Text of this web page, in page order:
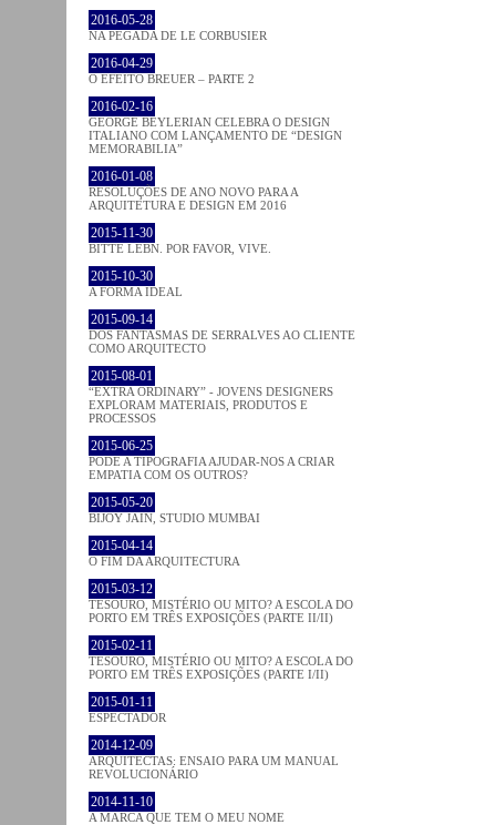
2016-05-28
NA PEGADA DE LE CORBUSIER
2016-04-29
O EFEITO BREUER – PARTE 2
2016-02-16
GEORGE BEYLERIAN CELEBRA O DESIGN
ITALIANO COM LANÇAMENTO DE “DESIGN
MEMORABILIA”
2016-01-08
RESOLUÇÕES DE ANO NOVO PARA A
ARQUITETURA E DESIGN EM 2016
2015-11-30
BITTE LEBN. POR FAVOR, VIVE.
2015-10-30
A FORMA IDEAL
2015-09-14
DOS FANTASMAS DE SERRALVES AO CLIENTE
COMO ARQUITECTO
2015-08-01
“EXTRA ORDINARY” - JOVENS DESIGNERS
EXPLORAM MATERIAIS, PRODUTOS E
PROCESSOS
2015-06-25
PODE A TIPOGRAFIA AJUDAR-NOS A CRIAR
EMPATIA COM OS OUTROS?
2015-05-20
BIJOY JAIN, STUDIO MUMBAI
2015-04-14
O FIM DA ARQUITECTURA
2015-03-12
TESOURO, MISTÉRIO OU MITO? A ESCOLA DO
PORTO EM TRÊS EXPOSIÇÕES (PARTE II/II)
2015-02-11
TESOURO, MISTÉRIO OU MITO? A ESCOLA DO
PORTO EM TRÊS EXPOSIÇÕES (PARTE I/II)
2015-01-11
ESPECTADOR
2014-12-09
ARQUITECTAS: ENSAIO PARA UM MANUAL
REVOLUCIONÁRIO
2014-11-10
A MARCA QUE TEM O MEU NOME